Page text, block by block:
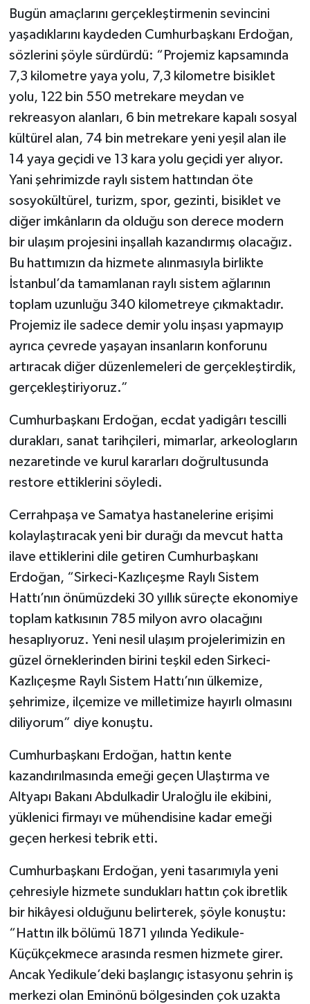
Bugün amaçlarını gerçekleştirmenin sevincini
yaşadıklarını kaydeden Cumhurbaşkanı Erdoğan,
sözlerini şöyle sürdürdü: “Projemiz kapsamında
7,3 kilometre yaya yolu, 7,3 kilometre bisiklet
yolu, 122 bin 550 metrekare meydan ve
rekreasyon alanları, 6 bin metrekare kapalı sosyal
kültürel alan, 74 bin metrekare yeni yeşil alan ile
14 yaya geçidi ve 13 kara yolu geçidi yer alıyor.
Yani şehrimizde raylı sistem hattından öte
sosyokültürel, turizm, spor, gezinti, bisiklet ve
diğer imkânların da olduğu son derece modern
bir ulaşım projesini inşallah kazandırmış olacağız.
Bu hattımızın da hizmete alınmasıyla birlikte
İstanbul’da tamamlanan raylı sistem ağlarının
toplam uzunluğu 340 kilometreye çıkmaktadır.
Projemiz ile sadece demir yolu inşası yapmayıp
ayrıca çevrede yaşayan insanların konforunu
artıracak diğer düzenlemeleri de gerçekleştirdik,
gerçekleştiriyoruz.”
Cumhurbaşkanı Erdoğan, ecdat yadigârı tescilli
durakları, sanat tarihçileri, mimarlar, arkeologların
nezaretinde ve kurul kararları doğrultusunda
restore ettiklerini söyledi.
Cerrahpaşa ve Samatya hastanelerine erişimi
kolaylaştıracak yeni bir durağı da mevcut hatta
ilave ettiklerini dile getiren Cumhurbaşkanı
Erdoğan, “Sirkeci-Kazlıçeşme Raylı Sistem
Hattı’nın önümüzdeki 30 yıllık süreçte ekonomiye
toplam katkısının 785 milyon avro olacağını
hesaplıyoruz. Yeni nesil ulaşım projelerimizin en
güzel örneklerinden birini teşkil eden Sirkeci-
Kazlıçeşme Raylı Sistem Hattı’nın ülkemize,
şehrimize, ilçemize ve milletimize hayırlı olmasını
diliyorum” diye konuştu.
Cumhurbaşkanı Erdoğan, hattın kente
kazandırılmasında emeği geçen Ulaştırma ve
Altyapı Bakanı Abdulkadir Uraloğlu ile ekibini,
yüklenici firmayı ve mühendisine kadar emeği
geçen herkesi tebrik etti.
Cumhurbaşkanı Erdoğan, yeni tasarımıyla yeni
çehresiyle hizmete sundukları hattın çok ibretlik
bir hikâyesi olduğunu belirterek, şöyle konuştu:
“Hattın ilk bölümü 1871 yılında Yedikule-
Küçükçekmece arasında resmen hizmete girer.
Ancak Yedikule’deki başlangıç istasyonu şehrin iş
merkezi olan Eminönü bölgesinden çok uzakta